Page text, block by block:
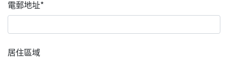
電郵地址*
居住區域